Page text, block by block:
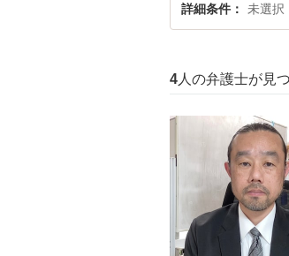
詳細条件 未選択
4 人の弁護士が見